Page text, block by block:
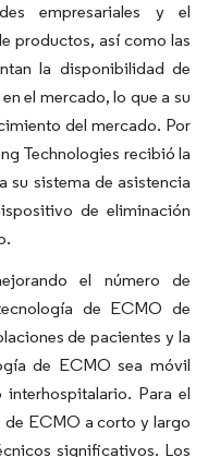
empresariales y el
productos, así como las
la disponibilidad de
el mercado, lo que a su
del mercado. Por
Technologies recibió la
su sistema de asistencia
de eliminación
el número de
de ECMO de
de pacientes y la
de ECMO sea móvil
Para el
ECMO a corto y largo
significativos. Los